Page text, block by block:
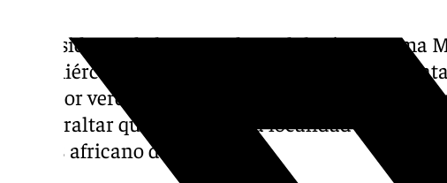
El presidente de la Junta deAndalucía, Juanma
este miércoles que la comunidad autónoma
corredor verde de cero emisiones de Europa» en
de Gibraltar que conectará la localidad gaditana
el país africano de Marruecos.